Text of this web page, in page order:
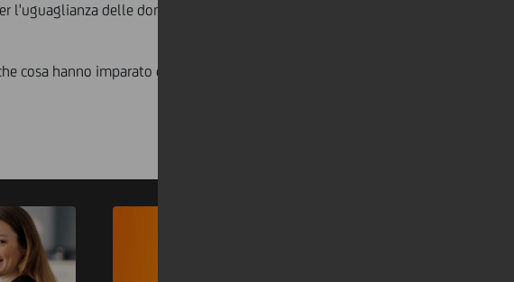
l'uguaglianza delle donne.
cosa hanno imparato e le loro storie su come rompere gli schemi